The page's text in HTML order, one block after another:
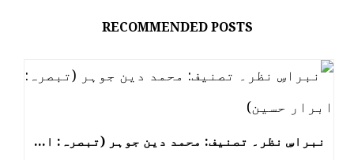
RECOMMENDED POSTS
نبراسِ نظر۔ تصنیف: محمد دین جوہر (تبصرہ: ابرار حسین)